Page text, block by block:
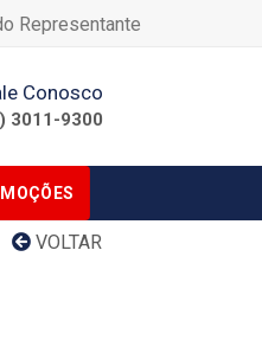
Representante
Conosco
3011-9300
VOLTAR